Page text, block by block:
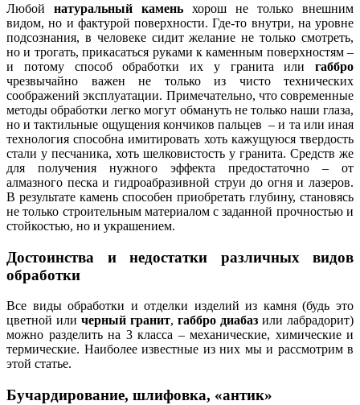
Любой натуральный камень хорош не только внешним
видом, но и фактурой поверхности. Где-то внутри, на уровне
подсознания, в человеке сидит желание не только смотреть,
но и трогать, прикасаться руками к каменным поверхностям –
и потому способ обработки их у гранита или габбро
чрезвычайно важен не только из чисто технических
соображений эксплуатации. Примечательно, что современные
методы обработки легко могут обмануть не только наши глаза,
но и тактильные ощущения кончиков пальцев – и та или иная
технология способна имитировать хоть кажущуюся твердость
стали у песчаника, хоть шелковистость у гранита. Средств же
для получения нужного эффекта предостаточно – от
алмазного песка и гидроабразивной струи до огня и лазеров.
В результате камень способен приобретать глубину, становясь
не только строительным материалом с заданной прочностью и
стойкостью, но и украшением.
Достоинства и недостатки различных видов
обработки
Все виды обработки и отделки изделий из камня (будь это
цветной или черный гранит, габбро диабаз или лабрадорит)
можно разделить на 3 класса – механические, химические и
термические. Наиболее известные из них мы и рассмотрим в
этой статье.
Бучардирование, шлифовка, «антик»